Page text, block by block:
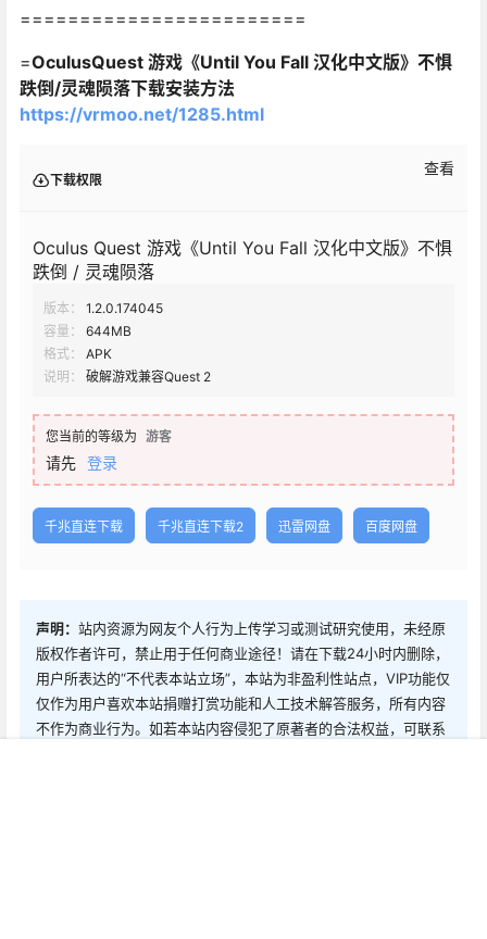
========================
=OculusQuest 游戏《Until You Fall 汉化中文版》不惧
跌倒/灵魂陨落下载安装方法
https://vrmoo.net/1285.html
下载权限
查看
Oculus Quest 游戏《Until You Fall 汉化中文版》不惧
跌倒 / 灵魂陨落
版本：
1.2.0.174045
容量：
644MB
格式：
APK
说明：
破解游戏兼容Quest 2
您当前的等级为 游客
请先 登录
千兆直连下载 千兆直连下载2 迅雷网盘 百度网盘
声明： 站内资源为网友个人行为上传学习或测试研究使用，未经原
版权作者许可，禁止用于任何商业途径！请在下载24小时内删除，
用户所表达的“不代表本站立场”，本站为非盈利性站点，VIP功能仅
仅作为用户喜欢本站捐赠打赏功能和人工技术解答服务，所有内容
不作为商业行为。如若本站内容侵犯了原著者的合法权益，可联系